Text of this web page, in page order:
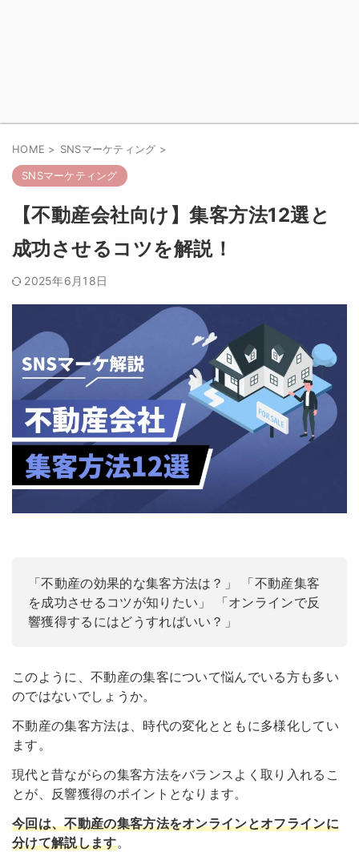
HOME > SNSマーケティング >
SNSマーケティング
【不動産会社向け】集客方法12選と
成功させるコツを解説！
2025年6月18日
「不動産の効果的な集客方法は？」
「不動産集客
を成功させるコツが知りたい」
「オンラインで反
響獲得するにはどうすればいい？」
このように、不動産の集客について悩んでいる方も多い
のではないでしょうか。
不動産の集客方法は、時代の変化とともに多様化してい
ます。
現代と昔ながらの集客方法をバランスよく取り入れるこ
とが、反響獲得のポイントとなります。
今回は、不動産の集客方法をオンラインとオフラインに
分けて解説します。